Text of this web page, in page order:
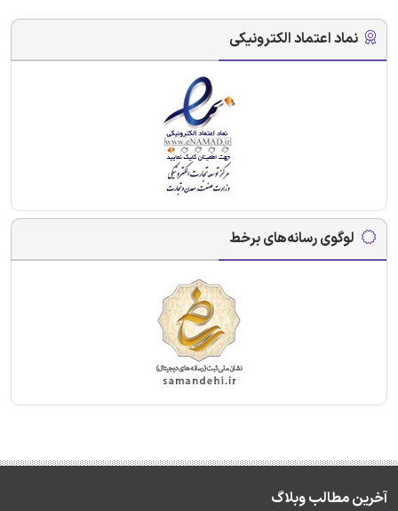
نماد اعتماد الکترونیکی
لوگوی رسانه‌های برخط
آخرین مطالب وبلاگ